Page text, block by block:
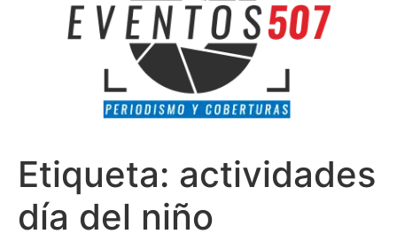
Etiqueta: actividades
día del niño